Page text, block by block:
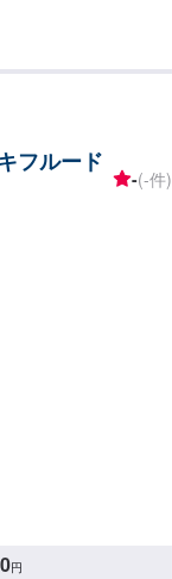
ます。(要相談)納期
さい。-----代車につい
業中は代車をご利用
つけてお越しくださ
」とお伝えくださ
フルード
-(-件)
円